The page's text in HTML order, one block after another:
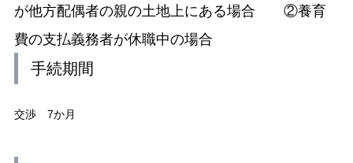
が他方配偶者の親の土地上にある場合 ②養育
費の支払義務者が休職中の場合
手続期間
交渉 7か月